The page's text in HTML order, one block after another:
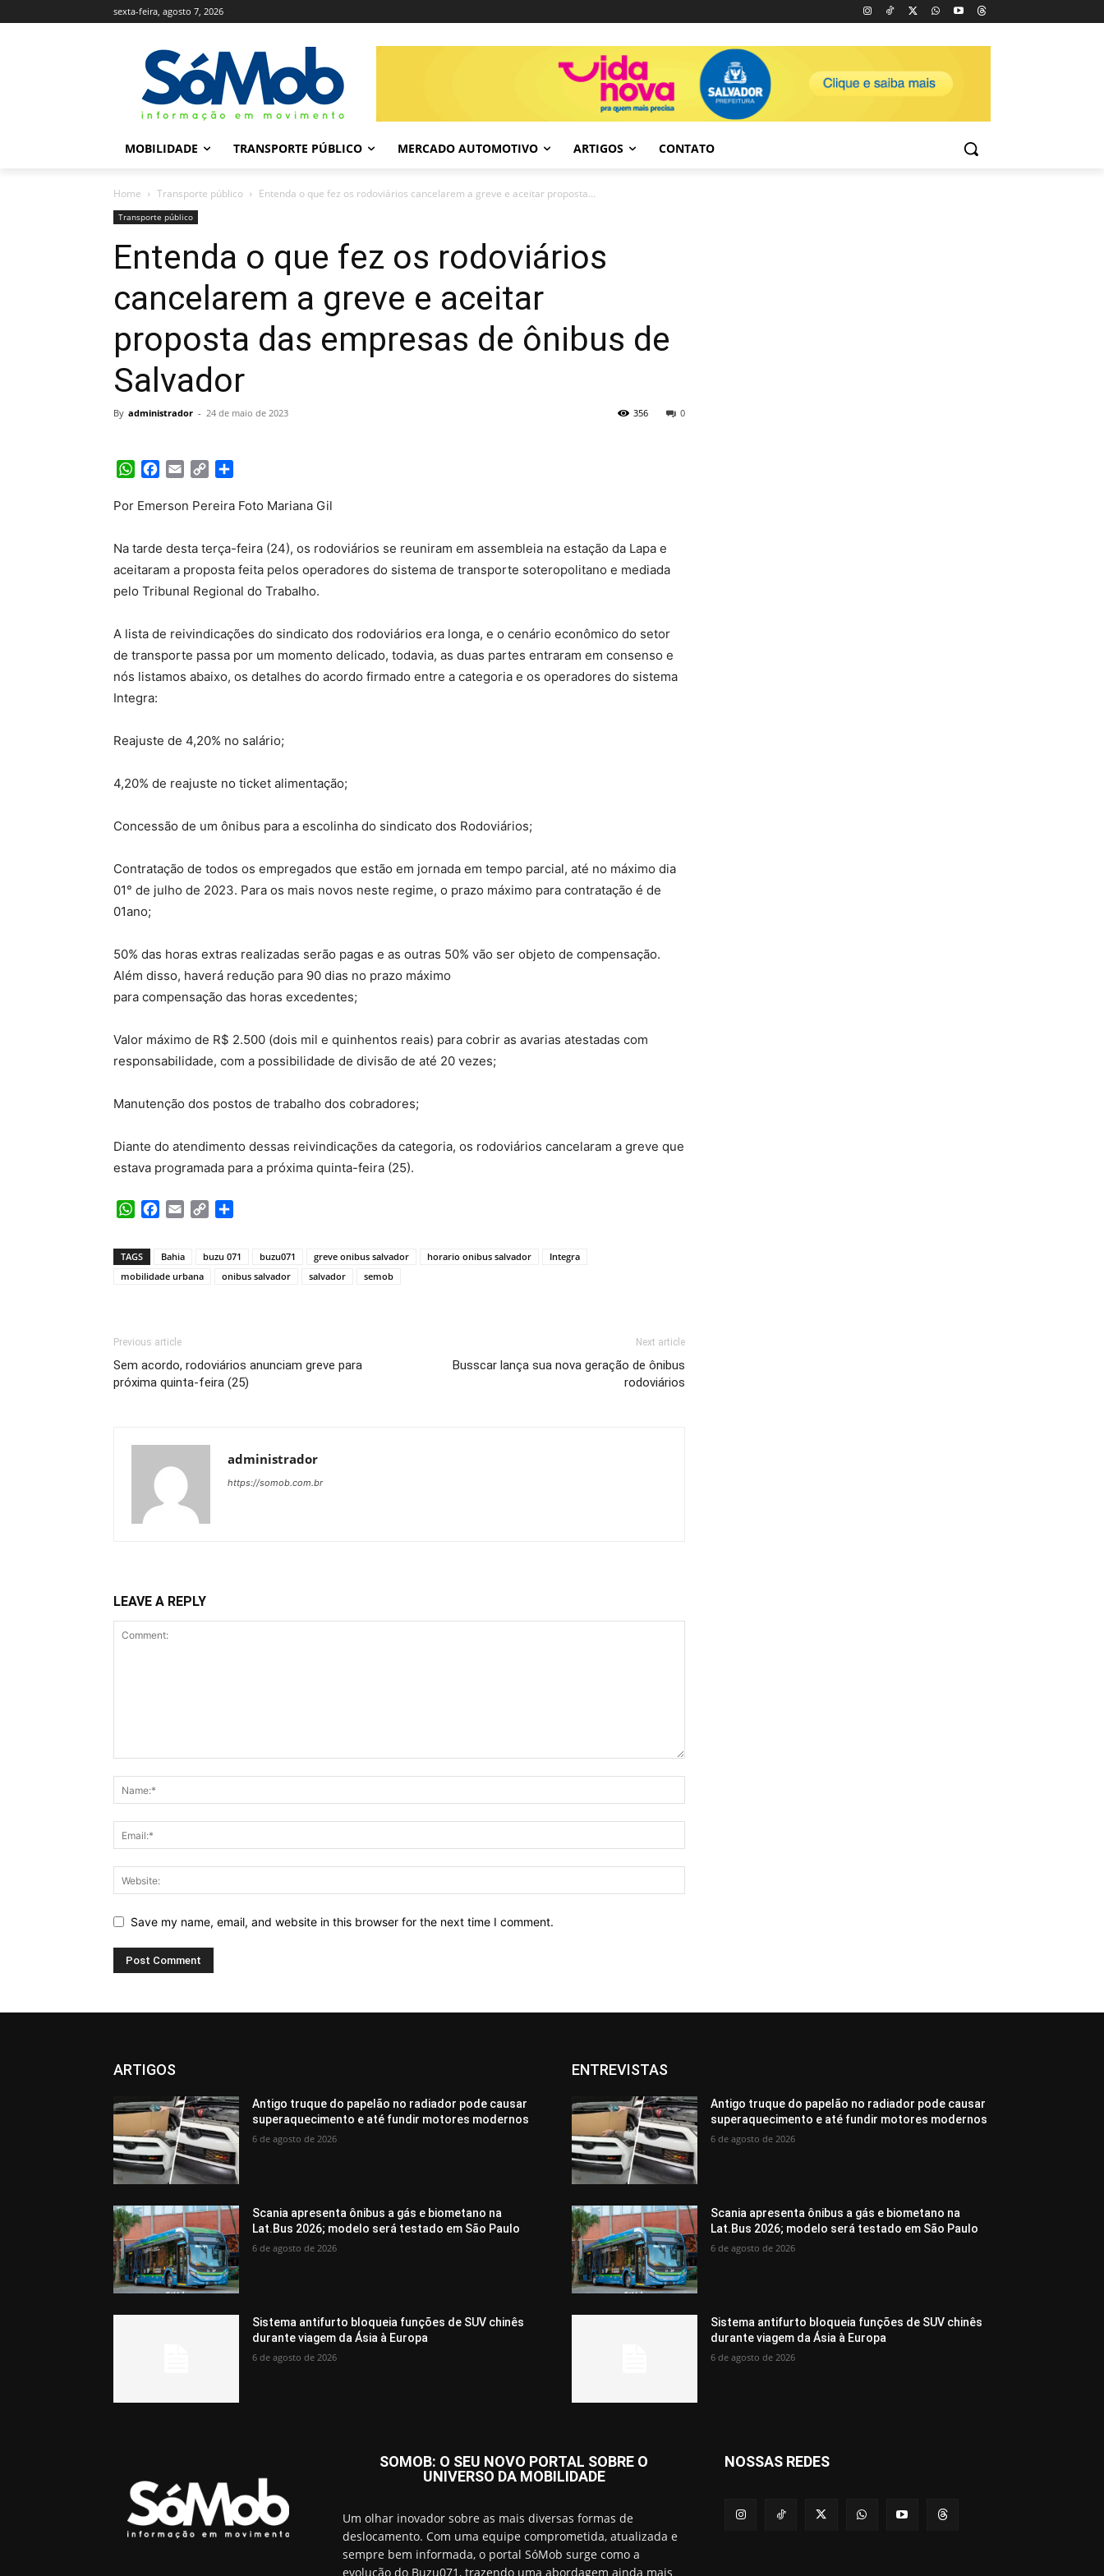
sexta-feira, agosto 7, 2026
MOBILIDADE TRANSPORTE PÚBLICO MERCADO AUTOMOTIVO ARTIGOS CONTATO
Home Transporte público Entenda o que fez os rodoviários cancelarem a greve e aceitar proposta...
Transporte público
Entenda o que fez os rodoviários
cancelarem a greve e aceitar
proposta das empresas de ônibus de
Salvador
By administrador - 24 de maio de 2023 0
356
WhatsApp
Facebook
Email Copy
Por Emerson Pereira Foto Mariana Gil
Na tarde desta terça-feira (24), os rodoviários se reuniram em assembleia na estação da Lapa e
aceitaram a proposta feita pelos operadores do sistema de transporte soteropolitano e mediada
pelo Tribunal Regional do Trabalho.
A lista de reivindicações do sindicato dos rodoviários era longa, e o cenário econômico do setor
de transporte passa por um momento delicado, todavia, as duas partes entraram em consenso e
nós listamos abaixo, os detalhes do acordo firmado entre a categoria e os operadores do sistema
Integra:
Reajuste de 4,20% no salário;
4,20% de reajuste no ticket alimentação;
Concessão de um ônibus para a escolinha do sindicato dos Rodoviários;
Contratação de todos os empregados que estão em jornada em tempo parcial, até no máximo dia
01° de julho de 2023. Para os mais novos neste regime, o prazo máximo para contratação é de
01ano;
50% das horas extras realizadas serão pagas e as outras 50% vão ser objeto de compensação.
Além disso, haverá redução para 90 dias no prazo máximo
para compensação das horas excedentes;
Valor máximo de R$ 2.500 (dois mil e quinhentos reais) para cobrir as avarias atestadas com
responsabilidade, com a possibilidade de divisão de até 20 vezes;
Manutenção dos postos de trabalho dos cobradores;
Diante do atendimento dessas reivindicações da categoria, os rodoviários cancelaram a greve que
estava programada para a próxima quinta-feira (25).
WhatsApp
Facebook
Email Copy
TAGS Bahia buzu 071 buzu071 greve onibus salvador horario onibus salvador
Integra
mobilidade urbana
onibus salvador salvador semob
Previous article
Sem acordo, rodoviários anunciam greve para
próxima quinta-feira (25)
Next article
Busscar lança sua nova geração de ônibus
rodoviários
administrador
https://somob.com.br
LEAVE A REPLY
Save my name, email, and website in this browser for the next time I comment.
ARTIGOS
Antigo truque do papelão no radiador pode causar
superaquecimento e até fundir motores modernos
6 de agosto de 2026
Scania apresenta ônibus a gás e biometano na
Lat.Bus 2026; modelo será testado em São Paulo
6 de agosto de 2026
Sistema antifurto bloqueia funções de SUV chinês
durante viagem da Ásia à Europa
6 de agosto de 2026
ENTREVISTAS
Antigo truque do papelão no radiador pode causar
superaquecimento e até fundir motores modernos
6 de agosto de 2026
Scania apresenta ônibus a gás e biometano na
Lat.Bus 2026; modelo será testado em São Paulo
6 de agosto de 2026
Sistema antifurto bloqueia funções de SUV chinês
durante viagem da Ásia à Europa
6 de agosto de 2026
SOMOB: O SEU NOVO PORTAL SOBRE O
UNIVERSO DA MOBILIDADE
Um olhar inovador sobre as mais diversas formas de
deslocamento. Com uma equipe comprometida, atualizada e
sempre bem informada, o portal SóMob surge como a
evolução do Buzu071, trazendo uma abordagem ainda mais
NOSSAS REDES